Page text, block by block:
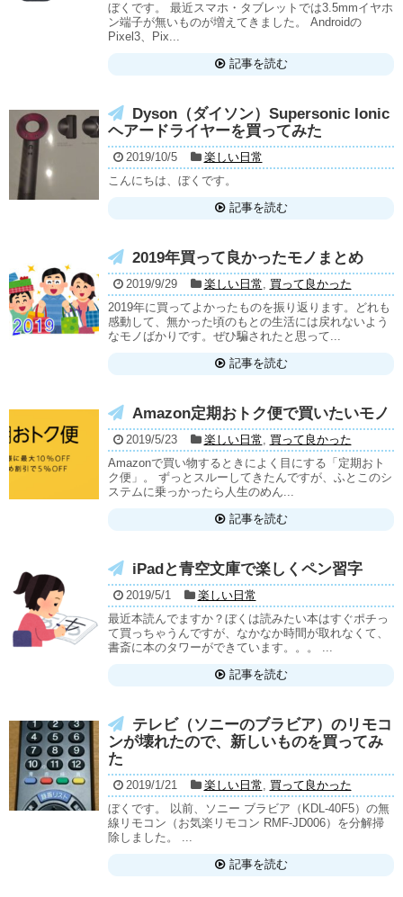
ぼくです。 最近スマホ・タブレットでは3.5mmイヤホ
ン端子が無いものが増えてきました。 Androidの
Pixel3、Pix...
記事を読む
Dyson（ダイソン）Supersonic Ionic
ヘアードライヤーを買ってみた
2019/10/5
楽しい日常
こんにちは、ぼくです。
記事を読む
2019年買って良かったモノまとめ
2019/9/29 楽しい日常, 買って良かった
2019年に買ってよかったものを振り返ります。どれも
感動して、無かった頃のもとの生活には戻れないよう
なモノばかりです。ぜひ騙されたと思って...
記事を読む
Amazon定期おトク便で買いたいモノ
2019/5/23 楽しい日常, 買って良かった
Amazonで買い物するときによく目にする「定期おト
ク便」。 ずっとスルーしてきたんですが、ふとこのシ
ステムに乗っかったら人生のめん...
記事を読む
iPadと青空文庫で楽しくペン習字
2019/5/1
楽しい日常
最近本読んでますか？ぼくは読みたい本はすぐポチっ
て買っちゃうんですが、なかなか時間が取れなくて、
書斎に本のタワーができています。。。 ...
記事を読む
テレビ（ソニーのブラビア）のリモコ
ンが壊れたので、新しいものを買ってみ
た
2019/1/21 楽しい日常, 買って良かった
ぼくです。 以前、ソニー ブラビア（KDL-40F5）の無
線リモコン（お気楽リモコン RMF-JD006）を分解掃
除しました。 ...
記事を読む